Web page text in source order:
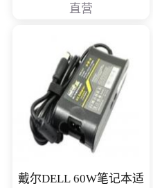
直营
戴尔DELL 60W笔记本适